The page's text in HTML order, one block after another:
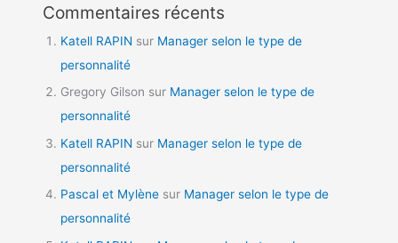
Commentaires récents
Katell RAPIN sur Manager selon le type de
personnalité
Gregory Gilson sur Manager selon le type de
personnalité
Katell RAPIN sur Manager selon le type de
personnalité
Pascal et Mylène sur Manager selon le type de
personnalité